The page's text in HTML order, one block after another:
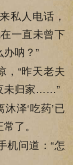
人电话，
一直未曾下
呐？”
“昨天老夫
未归家……”
泽‘吃药’已
了。
问道：“怎